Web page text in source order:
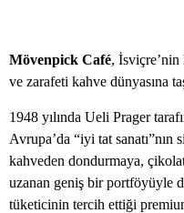
Mövenpick Café, İsviçre’nin
ve zarafeti kahve dünyasına
1948 yılında Ueli Prager
Avrupa’da “iyi tat
kahveden dondurmaya,
uzanan geniş bir portföyüyle
tüketicinin tercih ettiği